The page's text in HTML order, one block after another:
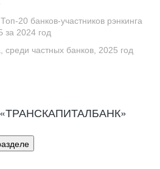
20 банков-участников рэнкинга
за 2024 год
частных банков, 2025 год
«ТРАНСКАПИТАЛБАНК»